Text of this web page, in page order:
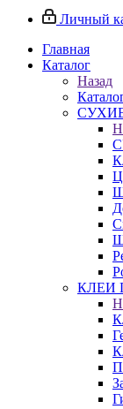
Личный
Главная
Каталог
Назад
КЛЕИ